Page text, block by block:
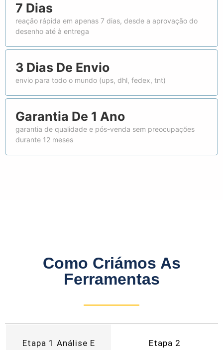
7 Dias
reação rápida em apenas 7 dias, desde a aprovação do
desenho até à entrega
3 Dias De Envio
envio para todo o mundo (ups, dhl, fedex, tnt)
Garantia De 1 Ano
garantia de qualidade e pós-venda sem preocupações
durante 12 meses
Como Criámos As
Ferramentas
Etapa 1 Análise E
Etapa 2